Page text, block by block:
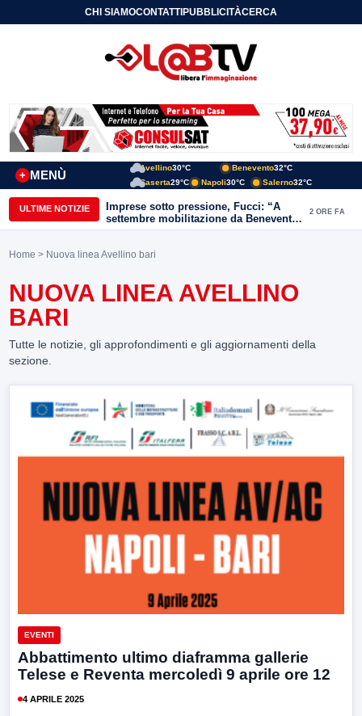
CHI SIAMOCONTATTIPUBBLICITÀCERCA
MENÙ
+
Avellino30°C Benevento32°C
Caserta29°C Napoli30°C Salerno32°C
ULTIME NOTIZIE
Imprese sotto pressione, Fucci: “A
settembre mobilitazione da Benevento
e Avellino”
2 ORE FA
Home > Nuova linea Avellino bari
NUOVA LINEA AVELLINO
BARI
Tutte le notizie, gli approfondimenti e gli aggiornamenti della
sezione.
EVENTI
Abbattimento ultimo diaframma gallerie
Telese e Reventa mercoledì 9 aprile ore 12
4 APRILE 2025